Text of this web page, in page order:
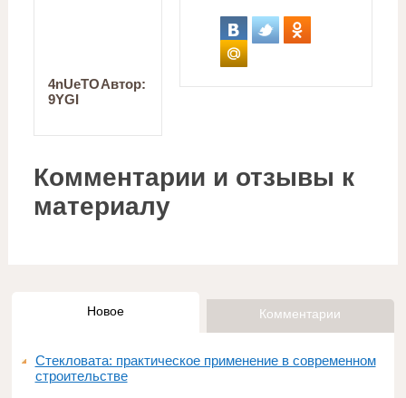
Автор:
4nUeTO
9YGI
Комментарии и отзывы к
материалу
Новое Комментарии
Стекловата: практическое применение в современном
строительстве